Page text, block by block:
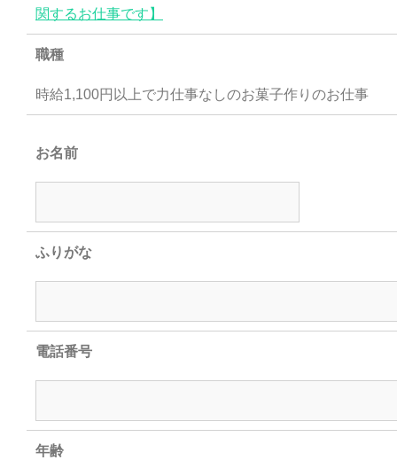
関するお仕事です】
職種
時給1,100円以上で力仕事なしのお菓子作りのお仕事
お名前
ふりがな
電話番号
年齢